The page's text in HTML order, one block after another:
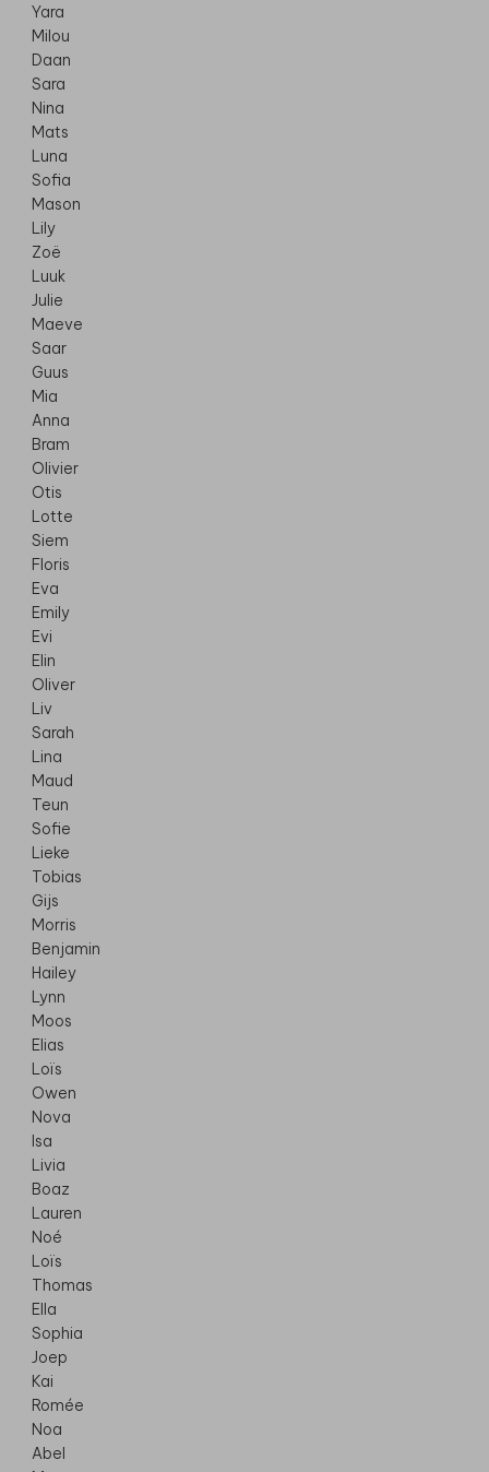
Yara
Milou
Daan
Sara
Nina
Mats
Luna
Sofia
Mason
Lily
Zoë
Luuk
Julie
Maeve
Saar
Guus
Mia
Anna
Bram
Olivier
Otis
Lotte
Siem
Floris
Eva
Emily
Evi
Elin
Oliver
Liv
Sarah
Lina
Maud
Teun
Sofie
Lieke
Tobias
Gijs
Morris
Benjamin
Hailey
Lynn
Moos
Elias
Loïs
Owen
Nova
Isa
Livia
Boaz
Lauren
Noé
Loïs
Thomas
Ella
Sophia
Joep
Kai
Romée
Noa
Abel